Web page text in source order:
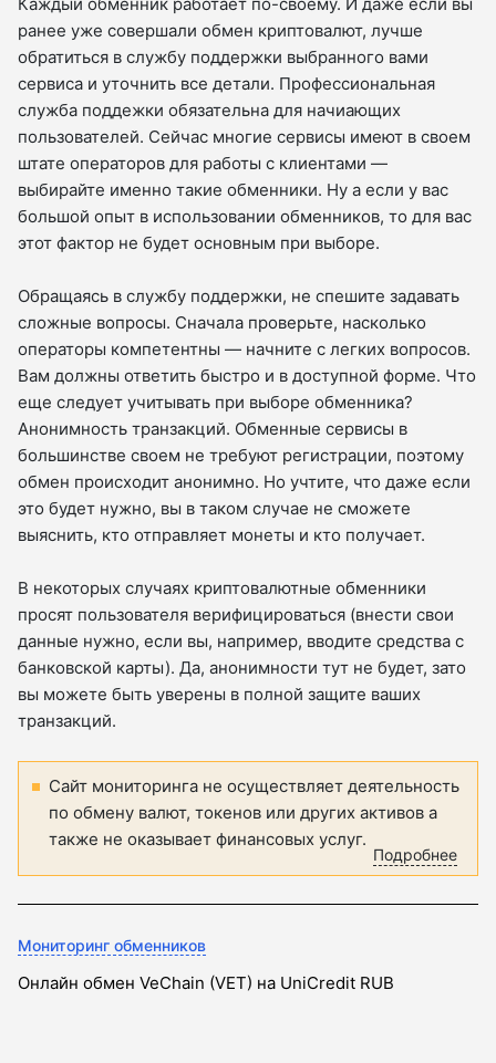
Каждый обменник работает по-своему. И даже если вы
ранее уже совершали обмен криптовалют, лучше
обратиться в службу поддержки выбранного вами
сервиса и уточнить все детали. Профессиональная
служба поддежки обязательна для начиающих
пользователей. Сейчас многие сервисы имеют в своем
штате операторов для работы с клиентами —
выбирайте именно такие обменники. Ну а если у вас
большой опыт в использовании обменников, то для вас
этот фактор не будет основным при выборе.
Обращаясь в службу поддержки, не спешите задавать
сложные вопросы. Сначала проверьте, насколько
операторы компетентны — начните с легких вопросов.
Вам должны ответить быстро и в доступной форме. Что
еще следует учитывать при выборе обменника?
Анонимность транзакций. Обменные сервисы в
большинстве своем не требуют регистрации, поэтому
обмен происходит анонимно. Но учтите, что даже если
это будет нужно, вы в таком случае не сможете
выяснить, кто отправляет монеты и кто получает.
В некоторых случаях криптовалютные обменники
просят пользователя верифицироваться (внести свои
данные нужно, если вы, например, вводите средства с
банковской карты). Да, анонимности тут не будет, зато
вы можете быть уверены в полной защите ваших
транзакций.
Сайт мониторинга не осуществляет деятельность
по обмену валют, токенов или других активов а
также не оказывает финансовых услуг.
Подробнее
Мониторинг обменников
Онлайн обмен VeChain (VET) на UniCredit RUB